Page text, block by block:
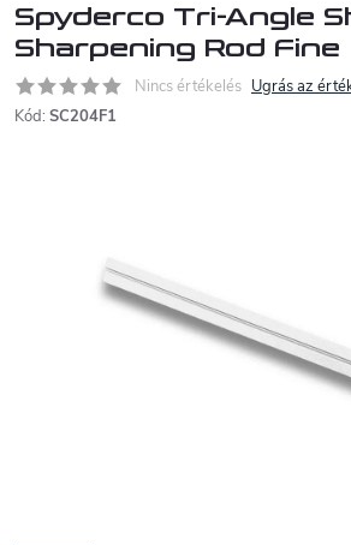
Spyderco Tri-Angle
Sharpening Rod Fine
Nincs értékelés Ugrás az
Kód: SC204F1